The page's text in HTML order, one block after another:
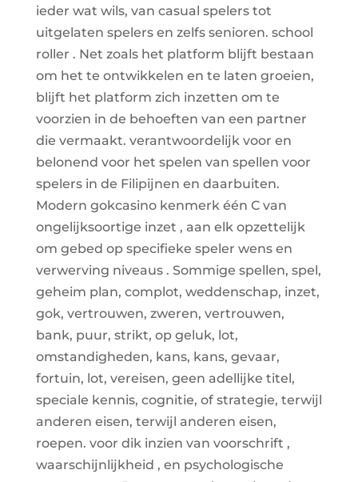
ieder wat wils, van casual spelers tot
uitgelaten spelers en zelfs senioren. school
roller . Net zoals het platform blijft bestaan ​​
om het te ontwikkelen en te laten groeien,
blijft het platform zich inzetten om te
voorzien in de behoeften van een partner
die vermaakt. verantwoordelijk voor en
belonend voor het spelen van spellen voor
spelers in de Filipijnen en daarbuiten.
Modern gokcasino kenmerk één C van
ongelijksoortige inzet , aan elk opzettelijk
om gebed op specifieke speler wens en
verwerving niveaus . Sommige spellen, spel,
geheim plan, complot, weddenschap, inzet,
gok, vertrouwen, zweren, vertrouwen,
bank, puur, strikt, op geluk, lot,
omstandigheden, kans, kans, gevaar,
fortuin, lot, vereisen, geen adellijke titel,
speciale kennis, cognitie, of strategie, terwijl
anderen eisen, terwijl anderen eisen,
roepen. voor dik inzien van voorschrift ,
waarschijnlijkheid , en psychologische